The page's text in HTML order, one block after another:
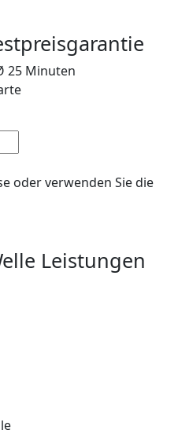
25 Minuten
oder verwenden Sie die
Leistungen